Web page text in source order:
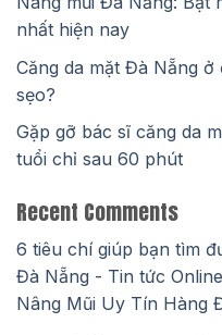
nhất hiện nay
Căng da mặt Đà Nẵng
sẹo?
Gặp gỡ bác sĩ căng da
tuổi chỉ sau 60 phút
Recent Comments
6 tiêu chí giúp bạn tìm
Đà Nẵng - Tin tức
Nâng Mũi Uy Tín Hàng